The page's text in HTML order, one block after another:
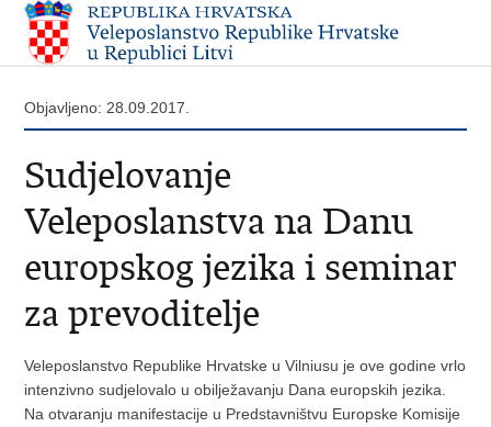
Objavljeno: 28.09.2017.
Sudjelovanje
Veleposlanstva na Danu
europskog jezika i seminar
za prevoditelje
Veleposlanstvo Republike Hrvatske u Vilniusu je ove godine vrlo
intenzivno sudjelovalo u obilježavanju Dana europskih jezika.
Na otvaranju manifestacije u Predstavništvu Europske Komisije